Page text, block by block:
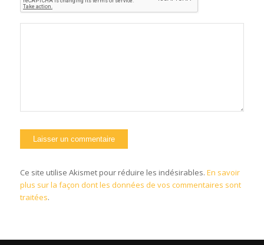
Ce site utilise Akismet pour réduire les indésirables. En savoir
plus sur la façon dont les données de vos commentaires sont
traitées.